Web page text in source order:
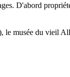
D'abord
le musée du vieil